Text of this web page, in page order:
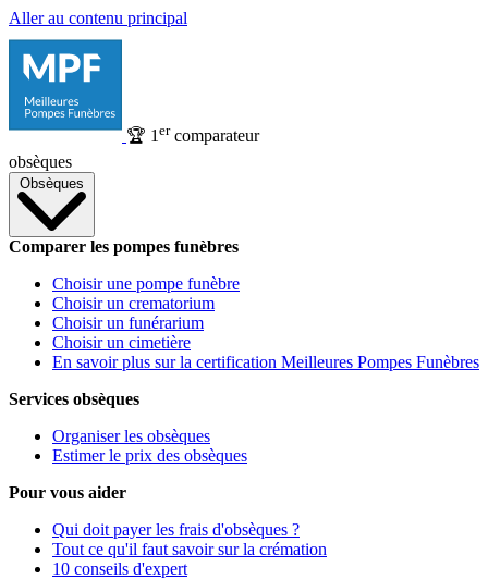
Aller au contenu principal
🏆 1 ercomparateur
obsèques
Obsèques
Comparer les pompes funèbres
Choisir une pompe funèbre
Choisir un crematorium
Choisir un funérarium
Choisir un cimetière
En savoir plus sur la certification Meilleures Pompes Funèbres
Services obsèques
Organiser les obsèques
Estimer le prix des obsèques
Pour vous aider
Qui doit payer les frais d'obsèques ?
Tout ce qu'il faut savoir sur la crémation
10 conseils d'expert